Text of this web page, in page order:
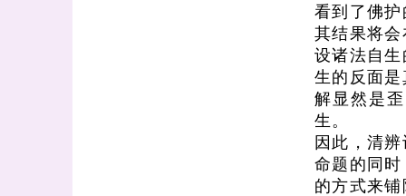
看到了佛
其结果将
设诸法自
生的反面
解显然是
生。
因此，清
命题的同
的方式来